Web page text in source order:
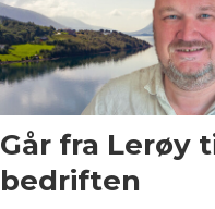
Går fra Lerøy
bedriften